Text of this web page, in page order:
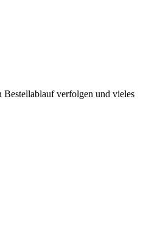
Bestellablauf verfolgen und vieles